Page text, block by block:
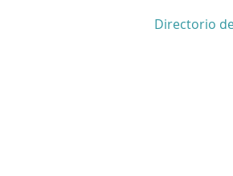
Directorio